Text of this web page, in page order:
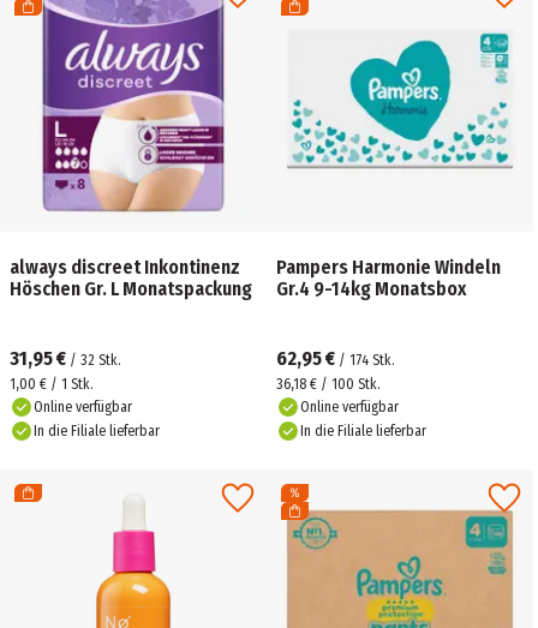
always discreet Inkontinenz
Höschen Gr. L Monatspackung
31,95 € / 32 Stk.
1,00 € / 1 Stk.
Online verfügbar
In die Filiale lieferbar
Pampers Harmonie Windeln
Gr.4 9-14kg Monatsbox
62,95 € / 174 Stk.
36,18 € / 100 Stk.
Online verfügbar
In die Filiale lieferbar